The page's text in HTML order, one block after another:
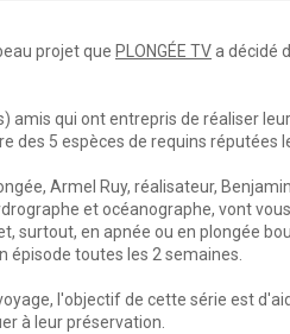
projet que PLONGÉE TVa décidé
amis qui ont entrepris de réaliser
des 5 espèces de requins réputées
Armel Ruy, réalisateur,
et océanographe, vont
surtout, en apnée ou en plongée
épisode toutes les 2 semaines.
l'objectif de cette série est
à leur préservation.